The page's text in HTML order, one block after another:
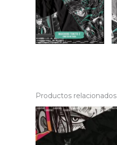
Productos relacionados